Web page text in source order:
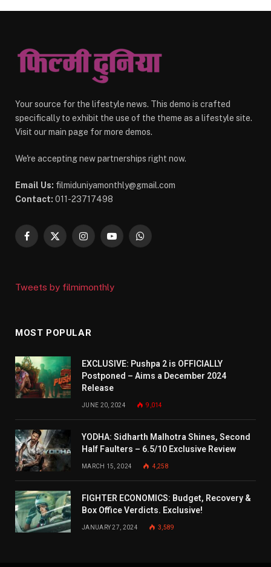
Your source for the lifestyle news. This demo is crafted
specifically to exhibit the use of the theme as a lifestyle site.
Visit our main page for more demos.
We're accepting new partnerships right now.
Email Us: filmiduniyamonthly@gmail.com
Contact: 011-23717498
Facebook
X
InstagramYouTubeWhatsApp
Tweets by filmimonthly
MOST POPULAR
EXCLUSIVE: Pushpa 2 is OFFICIALLY
Postponed – Aims a December 2024
Release
JUNE 20, 2024 9,014
YODHA: Sidharth Malhotra Shines, Second
Half Faulters – 6.5/10 Exclusive Review
MARCH 15, 2024 4,258
FIGHTER ECONOMICS: Budget, Recovery &
Box Office Verdicts. Exclusive!
JANUARY 27, 2024 3,589